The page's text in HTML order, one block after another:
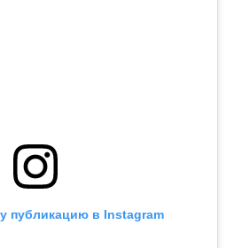
публикацию в Instagram